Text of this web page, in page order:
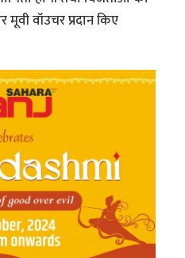
वॉउचर प्रदान किए